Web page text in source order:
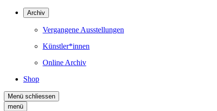
Archiv
Vergangene Ausstellungen
Künstler*innen
Online Archiv
Shop
Menü schliessen
menü